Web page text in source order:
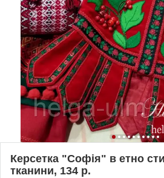
Керсетка "Софія" в етно
тканини, 134 р.